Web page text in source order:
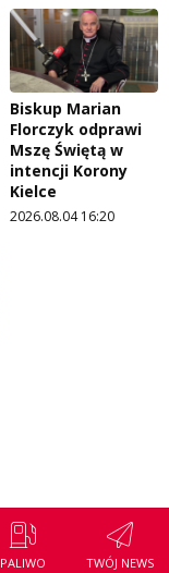
PALIWO TWÓJ NEWS
Biskup Marian
Florczyk odprawi
Mszę Świętą w
intencji Korony
Kielce
2026.08.04 16:20